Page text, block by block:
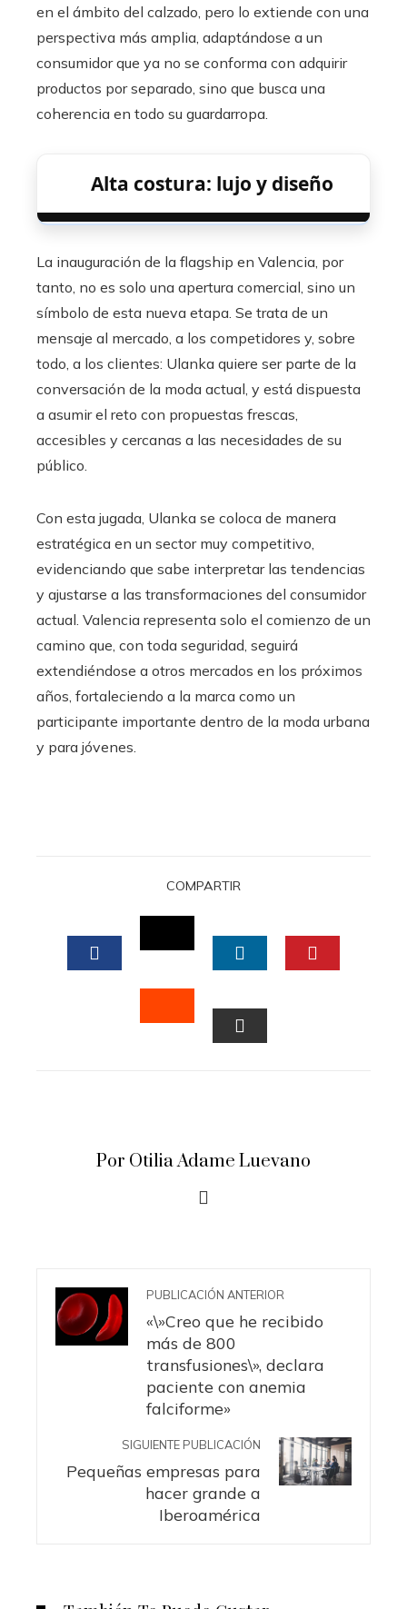
en el ámbito del calzado, pero lo extiende con una
perspectiva más amplia, adaptándose a un
consumidor que ya no se conforma con adquirir
productos por separado, sino que busca una
coherencia en todo su guardarropa.
Alta costura: lujo y diseño
La inauguración de la flagship en Valencia, por
tanto, no es solo una apertura comercial, sino un
símbolo de esta nueva etapa. Se trata de un
mensaje al mercado, a los competidores y, sobre
todo, a los clientes: Ulanka quiere ser parte de la
conversación de la moda actual, y está dispuesta
a asumir el reto con propuestas frescas,
accesibles y cercanas a las necesidades de su
público.
Con esta jugada, Ulanka se coloca de manera
estratégica en un sector muy competitivo,
evidenciando que sabe interpretar las tendencias
y ajustarse a las transformaciones del consumidor
actual. Valencia representa solo el comienzo de un
camino que, con toda seguridad, seguirá
extendiéndose a otros mercados en los próximos
años, fortaleciendo a la marca como un
participante importante dentro de la moda urbana
y para jóvenes.
COMPARTIR
FACEBOOK
TWITTER
STUMBLEUPON
Por Otilia Adame Luevano
PUBLICACIÓN ANTERIOR
«\»Creo que he recibido
más de 800
transfusiones\», declara
paciente con anemia
falciforme»
SIGUIENTE PUBLICACIÓN
Pequeñas empresas para
hacer grande a
Iberoamérica